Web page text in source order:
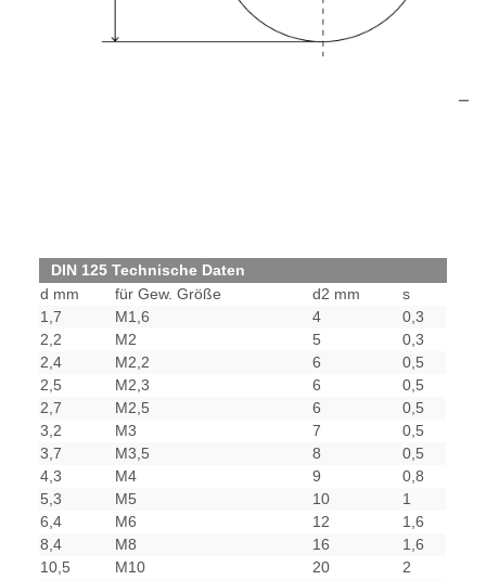
DIN 125 Technische Daten
d mm
für Gew. Größe d2 mm
s
1,7
M1,6 4
0,3
2,2
M2 5
0,3
2,4
M2,2 6
0,5
2,5
M2,3 6
0,5
2,7
M2,5 6
0,5
3,2
M3 7
0,5
3,7
M3,5 8
0,5
4,3
M4 9
0,8
5,3
M5 10
1
6,4
M6 12
1,6
8,4
M8 16
1,6
10,5
M10 20
2